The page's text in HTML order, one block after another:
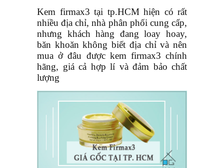
Kem firmax3 tại tp.HCMhiện có rất
nhiều địa chỉ, nhà phân phối cung cấp,
nhưng khách hàng đang loay hoay,
băn khoăn không biết địa chỉ và nên
mua ở đâu được kem firmax3 chính
hãng, giá cả hợp lí và đảm bảo chất
lượng